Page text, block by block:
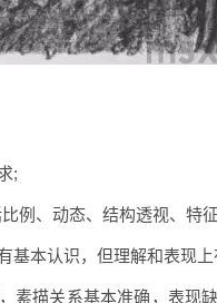
;
例、动态、结构透视、特
基本认识，但理解和表现上
素描关系基本准确，表现